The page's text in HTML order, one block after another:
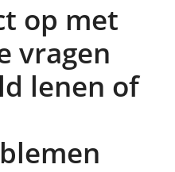
op met
vragen
lenen of